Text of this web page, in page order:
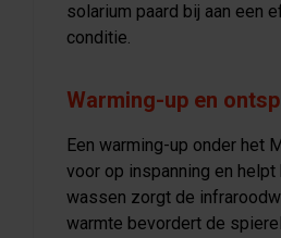
solarium paard bij aan een
conditie.
Warming-up en
Een warming-up onder het
voor op inspanning en
wassen zorgt de
warmte bevordert de